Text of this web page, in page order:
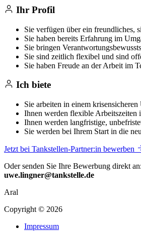
Ihr Profil
Sie verfügen über ein freundliches,
Sie haben bereits Erfahrung im
Sie bringen
Sie sind zeitlich flexibel und sind
Sie haben Freude an der Arbeit im
Ich biete
Sie arbeiten in einem
Ihnen werden flexible
Ihnen werden langfristige,
Sie werden bei Ihrem Start in die
Jetzt bei Tankstellen-Partner:in bewerben
Oder senden Sie Ihre Bewerbung direkt an:
uwe.lingner@tankstelle.de
Aral
Copyright © 2026
Impressum